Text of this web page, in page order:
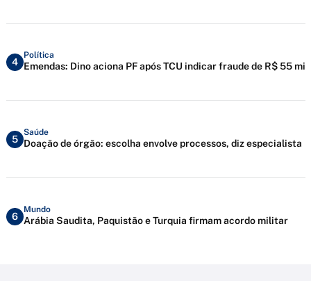
4
Política
Emendas: Dino aciona PF após TCU indicar fraude de R$ 55 mi
5
Saúde
Doação de órgão: escolha envolve processos, diz especialista
6
Mundo
Arábia Saudita, Paquistão e Turquia firmam acordo militar